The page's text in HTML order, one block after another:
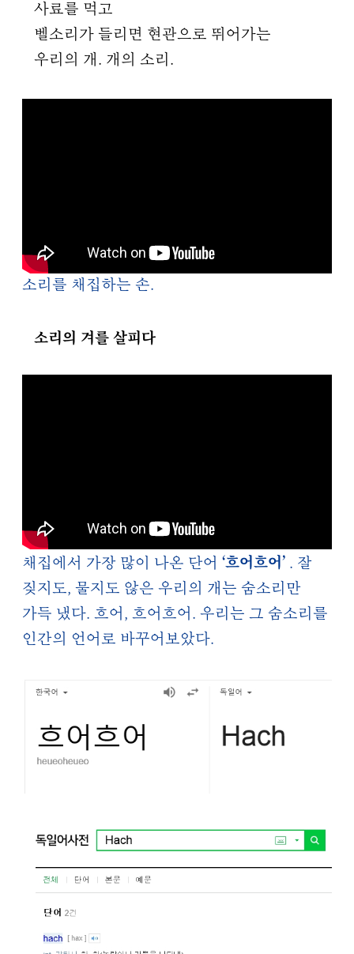
사료를 먹고
벨소리가 들리면 현관으로 뛰어가는
우리의 개. 개의 소리.
소리를 채집하는 손.
소리의 겨를 살피다
채집에서 가장 많이 나온 단어 ‘흐어흐어’ . 잘
짖지도, 물지도 않은 우리의 개는 숨소리만
가득 냈다. 흐어, 흐어흐어. 우리는 그 숨소리를
인간의 언어로 바꾸어보았다.